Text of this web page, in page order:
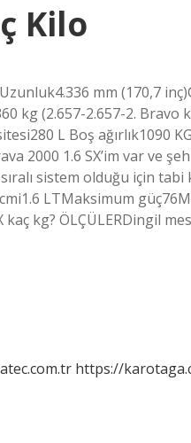
Kilo
mm (170,7
kg (2.657-2.657-2. Bravo
L Boş ağırlık1090
2000 1.6 SX’im var ve
sistem olduğu için tabi
LTMaksimum
kaç kg? ÖLÇÜLERDingil
https://